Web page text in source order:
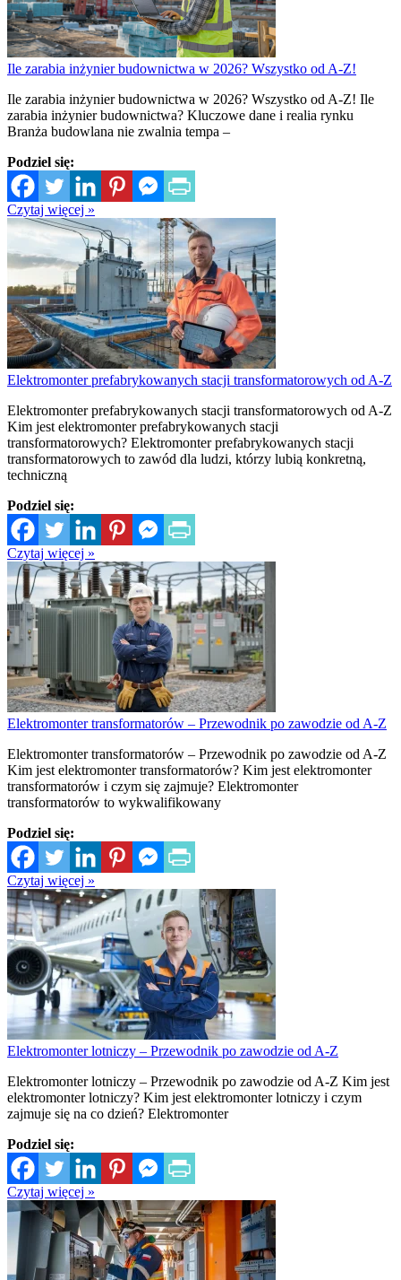
Ile zarabia inżynier budownictwa w 2026? Wszystko od A-Z!
Ile zarabia inżynier budownictwa w 2026? Wszystko od A-Z! Ile
zarabia inżynier budownictwa? Kluczowe dane i realia rynku
Branża budowlana nie zwalnia tempa –
Podziel się:
Czytaj więcej »
Elektromonter prefabrykowanych stacji transformatorowych od A-Z
Elektromonter prefabrykowanych stacji transformatorowych od A-Z
Kim jest elektromonter prefabrykowanych stacji
transformatorowych? Elektromonter prefabrykowanych stacji
transformatorowych to zawód dla ludzi, którzy lubią konkretną,
techniczną
Podziel się:
Czytaj więcej »
Elektromonter transformatorów – Przewodnik po zawodzie od A-Z
Elektromonter transformatorów – Przewodnik po zawodzie od A-Z
Kim jest elektromonter transformatorów? Kim jest elektromonter
transformatorów i czym się zajmuje? Elektromonter
transformatorów to wykwalifikowany
Podziel się:
Czytaj więcej »
Elektromonter lotniczy – Przewodnik po zawodzie od A-Z
Elektromonter lotniczy – Przewodnik po zawodzie od A-Z Kim jest
elektromonter lotniczy? Kim jest elektromonter lotniczy i czym
zajmuje się na co dzień? Elektromonter
Podziel się:
Czytaj więcej »